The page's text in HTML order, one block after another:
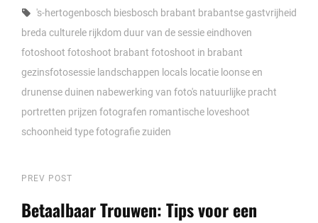
Tags,
's-hertogenbosch biesbosch brabant brabantse gastvrijheid
breda culturele rijkdomduur van de sessieeindhoven
fotoshoot fotoshoot brabant fotoshoot in brabant
gezinsfotosessie landschappen locals locatie loonse en
drunense duinen nabewerking van foto's natuurlijke pracht
portretten prijzen fotografen romantische loveshoot
schoonheid type fotografiezuiden
Berichtnavigatie
Previous
Post
PREV POST
Betaalbaar Trouwen: Tips voor een